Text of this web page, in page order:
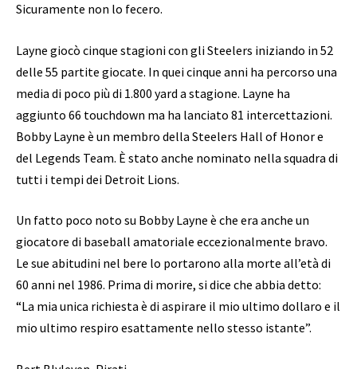
Sicuramente non lo fecero.
Layne giocò cinque stagioni con gli Steelers iniziando in 52
delle 55 partite giocate. In quei cinque anni ha percorso una
media di poco più di 1.800 yard a stagione. Layne ha
aggiunto 66 touchdown ma ha lanciato 81 intercettazioni.
Bobby Layne è un membro della Steelers Hall of Honor e
del Legends Team. È stato anche nominato nella squadra di
tutti i tempi dei Detroit Lions.
Un fatto poco noto su Bobby Layne è che era anche un
giocatore di baseball amatoriale eccezionalmente bravo.
Le sue abitudini nel bere lo portarono alla morte all’età di
60 anni nel 1986. Prima di morire, si dice che abbia detto:
“La mia unica richiesta è di aspirare il mio ultimo dollaro e il
mio ultimo respiro esattamente nello stesso istante”.